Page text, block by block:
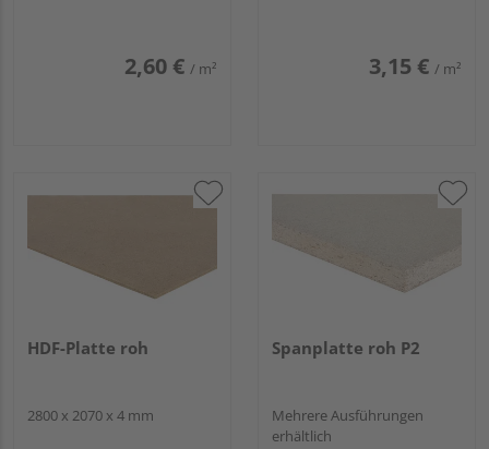
2,60 € / m² 3,15 € / m²
HDF-Platte roh
2800 x 2070 x 4 mm
Spanplatte roh P2
Mehrere Ausführungen
erhältlich